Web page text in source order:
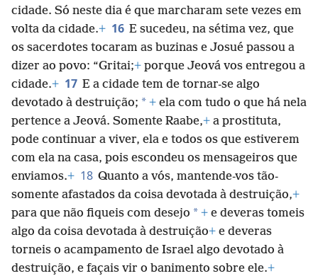
cidade. Só neste dia é que marcharam sete vezes em
volta da cidade.+ 16 E sucedeu, na sétima vez, que
os sacerdotes tocaram as buzinas e Josué passou a
dizer ao povo: “Gritai;+ porque Jeová vos entregou a
cidade.+ 17 E a cidade tem de tornar-se algo
devotado à destruição; * + ela com tudo o que há nela
pertence a Jeová. Somente Raabe,+ a prostituta,
pode continuar a viver, ela e todos os que estiverem
com ela na casa, pois escondeu os mensageiros que
enviamos.+ 18 Quanto a vós, mantende-vos tão-
somente afastados da coisa devotada à destruição,+
para que não fiqueis com desejo * + e deveras tomeis
algo da coisa devotada à destruição+ e deveras
torneis o acampamento de Israel algo devotado à
destruição, e façais vir o banimento sobre ele.+